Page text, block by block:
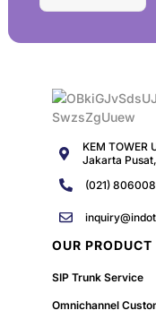
KEM TOWER
Jakarta
(021)
OUR PRODUCT
SIP Trunk Service
Omnichannel